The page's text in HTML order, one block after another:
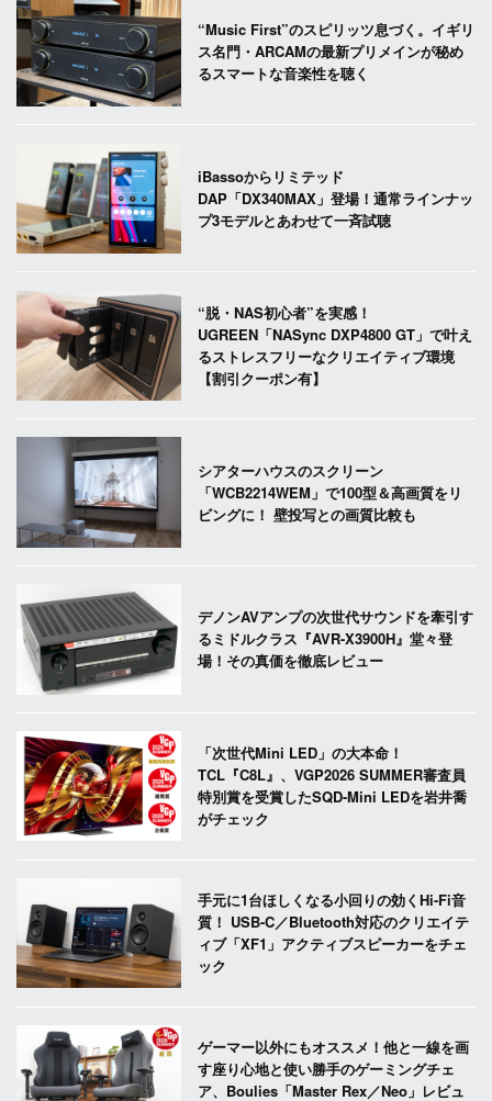
“Music First”のスピリッツ息づく。イギリ
ス名門・ARCAMの最新プリメインが秘め
るスマートな音楽性を聴く
iBassoからリミテッド
DAP「DX340MAX」登場！通常ラインナッ
プ3モデルとあわせて一斉試聴
“脱・NAS初心者”を実感！
UGREEN「NASync DXP4800 GT」で叶え
るストレスフリーなクリエイティブ環境
【割引クーポン有】
シアターハウスのスクリーン
「WCB2214WEM」で100型＆高画質をリ
ビングに！ 壁投写との画質比較も
デノンAVアンプの次世代サウンドを牽引す
るミドルクラス『AVR-X3900H』堂々登
場！その真価を徹底レビュー
「次世代Mini LED」の大本命！
TCL『C8L』、VGP2026 SUMMER審査員
特別賞を受賞したSQD-Mini LEDを岩井喬
がチェック
手元に1台ほしくなる小回りの効くHi-Fi音
質！ USB-C／Bluetooth対応のクリエイテ
ィブ「XF1」アクティブスピーカーをチェ
ック
ゲーマー以外にもオススメ！他と一線を画
す座り心地と使い勝手のゲーミングチェ
ア、Boulies「Master Rex／Neo」レビュ